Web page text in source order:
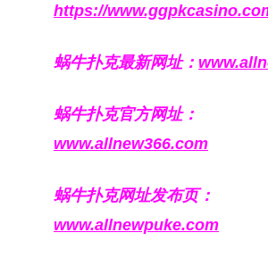
https://
蜗牛扑克最新网址：
蜗牛扑克官方网址：
www.allnew366.com
蜗牛扑克网址发布页：
www.allnewpuke.com